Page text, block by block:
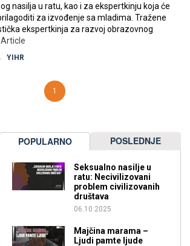
nasilja u ratu, kao i za ekspertkinju koja će
za izvođenje sa mladima. Tražene
ekspertkinja za razvoj obrazovnog
YIHR
1
POPULARNO POSLEDNJE
Seksualno nasilje u
ratu: Necivilizovani
problem civilizovanih
društava
06.10.2025
Majčina marama –
Ljudi pamte ljude